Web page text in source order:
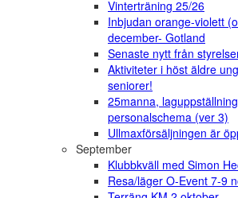
Vinterträning 25/26
Inbjudan orange-violett
december- Gotland
Senaste nytt från
Aktiviteter i höst äldre
seniorer!
25manna,
personalschema (ver 3)
Ullmaxförsäljningen är
September
Klubbkväll med Simon
Resa/läger O-Event 7-9